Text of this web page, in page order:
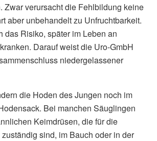
Zwar verursacht die Fehlbildung keine
aber unbehandelt zu Unfruchtbarkeit.
das Risiko, später im Leben an
Darauf weist die Uro-GmbH
niedergelassener
die Hoden des Jungen noch im
Bei manchen Säuglingen
Keimdrüsen, die für die
sind, im Bauch oder in der